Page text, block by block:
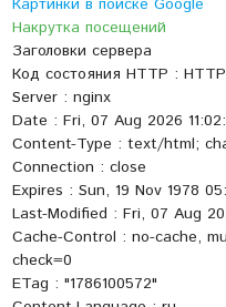
Картинки в поиске Google
Накрутка посещений
Заголовки сервера
Код состояния HTTP :
Server : nginx
Date : Fri, 07 Aug 2026
Content-Type : text/html;
Connection : close
Expires : Sun, 19 Nov 1978
Last-Modified : Fri, 07 Aug
Cache-Control : no-cache,
check=0
ETag : "1786100572"